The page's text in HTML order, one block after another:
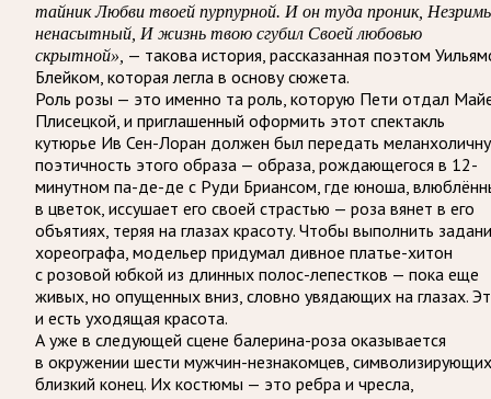
тайник Любви твоей пурпурной. И он туда проник,
ненасытный, И жизнь твою сгубил Своей любовью
скрытной», — такова история, рассказанная поэтом
Блейком, которая легла в основу сюжета.
Роль розы — это именно та роль, которую Пети отдал
Плисецкой, и приглашенный оформить этот спектакль
кутюрье Ив Сен-Лоран должен был передать
поэтичность этого образа — образа, рождающегося в 12-
минутном па-де-де с Руди Бриансом, где юноша,
в цветок, иссушает его своей страстью — роза вянет в его
объятиях, теряя на глазах красоту. Чтобы выполнить
хореографа, модельер придумал дивное платье-хитон
с розовой юбкой из длинных полос-лепестков — пока еще
живых, но опущенных вниз, словно увядающих на глазах.
и есть уходящая красота.
А уже в следующей сцене балерина-роза оказывается
в окружении шести мужчин-незнакомцев, символизирующих
близкий конец. Их костюмы — это ребра и чресла,